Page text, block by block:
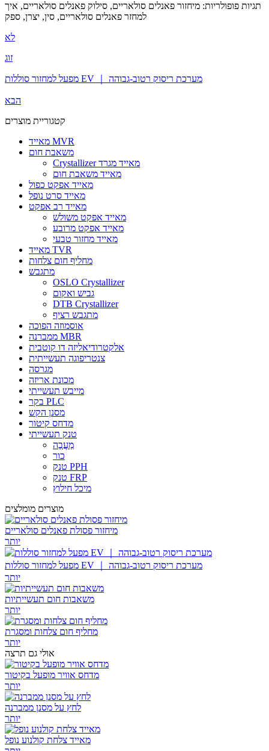
תגיות פופולריות: מיחזור פאנלים סולאריים, סילוק פאנלים סולאריים, איך
למחזר פאנלים סולאריים, סין, יצרן, ספק
לא
זוג
מפעל למחזור סוללות EV ｜ מערכת ריסוק רטוב-גבוהה
הבא
קטגוריית מוצרים
מאייד MVR
משאבת חום
Crystallizer מאייד מגרד
מאייד משאבת חום
מאייד אפקט כפול
מאייד סרט נופל
מאייד רב אפקט
מאייד אפקט משולש
מאייד אפקט מרובע
מאייד מחזור טבעי
מאייד TVR
מחליף חום צלחות
מתגבש
OSLO Crystallizer
גביש ואקום
DTB Crystallizer
מתגבש רציף
אוסמוזה הפוכה
ממברנה MBR
אלקטרודיאליזה דו קוטבית
צנטריפוגה תעשייתית
מגרסה
מכונת אריזה
מייבש תעשייתי
בקר PLC
מסנן הקש
מדחס קיטור
טנק תעשייתי
מַעֲבֶה
כור
טנק PPH
טנק FRP
מיכל חילוץ
מוצרים מומלצים
מיחזור פסולת פאנלים סולאריים
יותר
מפעל למחזור סוללות EV ｜ מערכת ריסוק רטוב-גבוהה
יותר
משאבות חום תעשייתיות
יותר
מחליף חום צלחות ומסגרת
יותר
אולי גם תרצה
מדחס אוויר מופעל בקיטור
יותר
לחץ על מסנן ממברנה
יותר
מאייד צלחת קולנוע נופל